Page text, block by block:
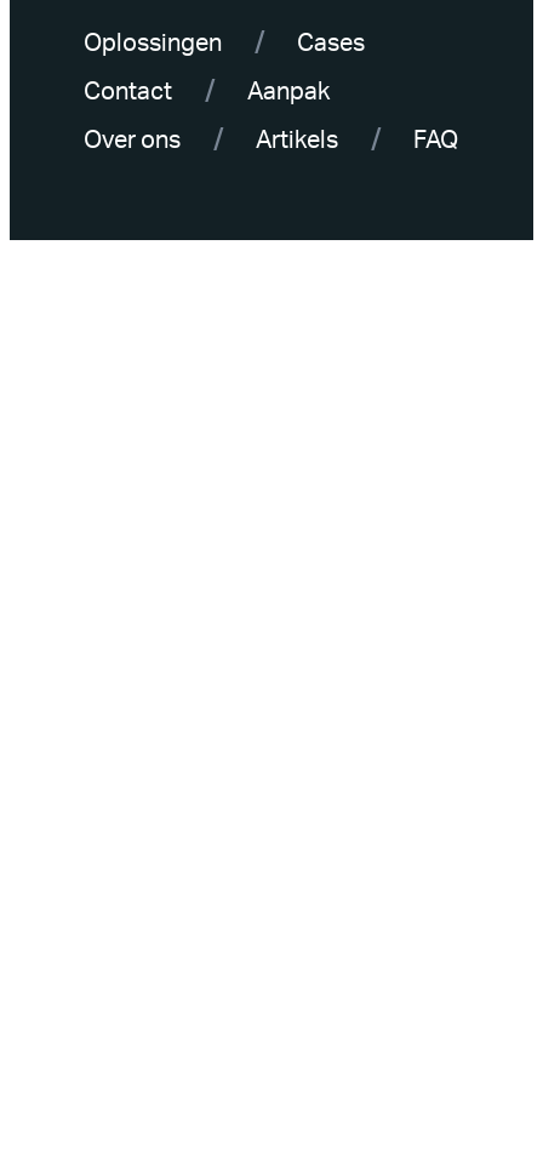
Oplossingen
Cases
Contact
Aanpak
Over ons
Artikels FAQ